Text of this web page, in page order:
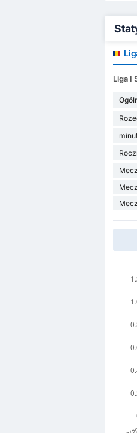
Liga I